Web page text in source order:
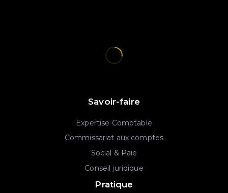
Savoir-faire
Expertise Comptable
Commissariat aux comptes
Social & Paie
Conseil juridique
Pratique